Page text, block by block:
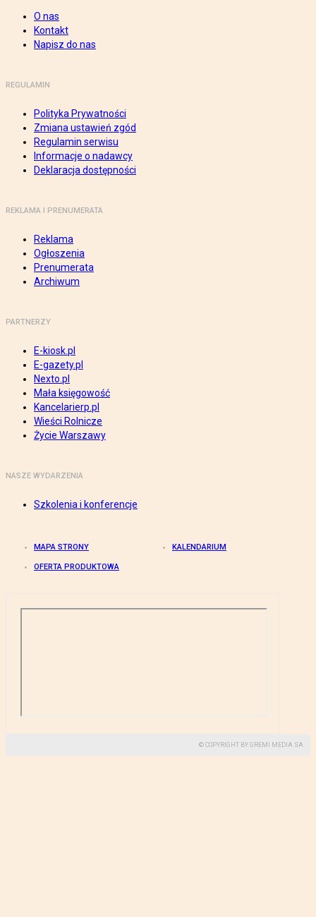
O nas
Kontakt
Napisz do nas
REGULAMIN
Polityka Prywatności
Zmiana ustawień zgód
Regulamin serwisu
Informacje o nadawcy
Deklaracja dostępności
REKLAMA I PRENUMERATA
Reklama
Ogłoszenia
Prenumerata
Archiwum
PARTNERZY
E-kiosk.pl
E-gazety.pl
Nexto.pl
Mała księgowość
Kancelarierp.pl
Wieści Rolnicze
Życie Warszawy
NASZE WYDARZENIA
Szkolenia i konferencje
MAPA STRONY KALENDARIUM
OFERTA PRODUKTOWA
© COPYRIGHT BY GREMI MEDIA SA